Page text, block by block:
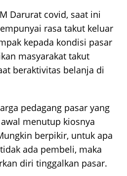
Darurat covid, saat ini
rasa takut keluar
kepada kondisi pasar
masyarakat takut
beraktivitas belanja di
pedagang pasar yang
menutup kiosnya
berpikir, untuk apa
ada pembeli, maka
diri tinggalkan pasar.